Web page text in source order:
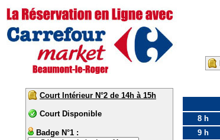
Court Intérieur N°2 de 14h à 15h
Court Disponible
Badge N°1 :
8 h
9 h